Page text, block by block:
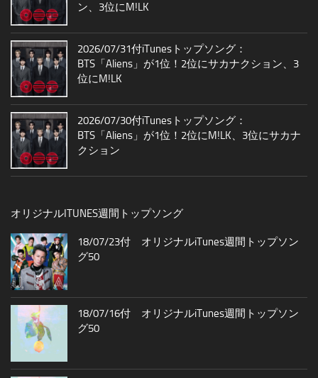
ン、3位にM!LK
2026/07/31付iTunesトップソング：
BTS「Aliens」が1位！2位にサカナクション、3
位にM!LK
2026/07/30付iTunesトップソング：
BTS「Aliens」が1位！2位にM!LK、3位にサカナ
クション
オリジナルITUNES週間トップソング
18/07/23付 オリジナルiTunes週間トップソン
グ50
18/07/16付 オリジナルiTunes週間トップソン
グ50